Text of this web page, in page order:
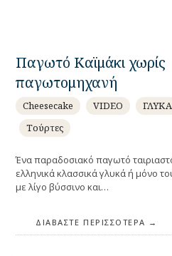
Παγωτό Καϊμάκι χωρίς
παγωτομηχανή
Cheesecake VIDEO ΓΛΥΚΑ
Τούρτες
Ένα παραδοσιακό παγωτό
ελληνικά κλασσικά γλυκά ή μόνο
με λίγο βύσσινο και…
ΔΙΑΒΆΣΤΕ ΠΕΡΙΣΣΌΤΕΡΑ